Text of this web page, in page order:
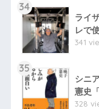
34
ライ
レで
341
35
シニ
憲史
328